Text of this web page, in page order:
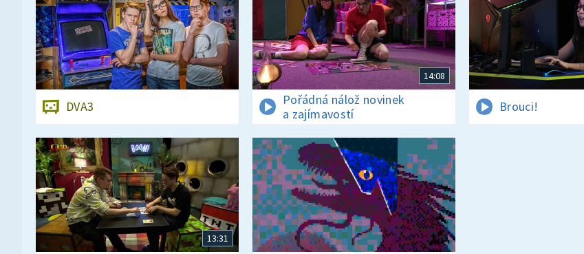
DVA3
14:08
Pořádná nálož novinek
a zajímavostí
Brouci!
13:31